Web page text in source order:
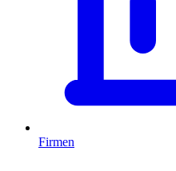
Firmen